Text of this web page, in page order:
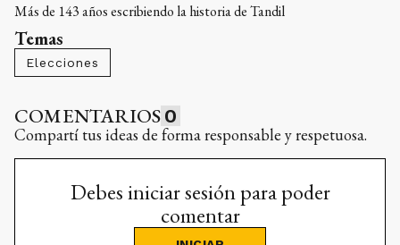
Más de 143 años escribiendo la historia de Tandil
Temas
Elecciones
COMENTARIOS 0
Compartí tus ideas de forma responsable y respetuosa.
Debes iniciar sesión para poder
comentar